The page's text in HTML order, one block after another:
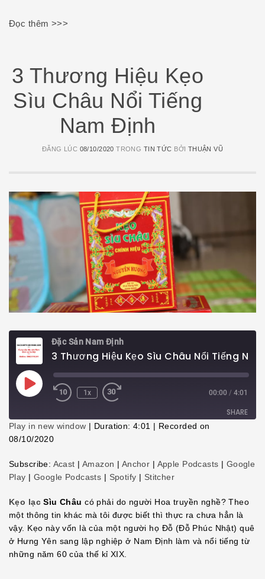
Đọc thêm >>>
3 Thương Hiệu Kẹo
Sìu Châu Nổi Tiếng
Nam Định
ĐĂNG LÚC 08/10/2020 TRONG TIN TỨC BỞI THUẬN VŨ
Đặc Sản Nam Định
Play
Episode
1x 00:00 / 4:01
SHARE
SHARE
LINK
EMBED
Play in new window | Duration: 4:01 | Recorded on
08/10/2020
Subscribe: Acast | Amazon | Anchor | Apple Podcasts | Google
Play | Google Podcasts | Spotify | Stitcher
Kẹo lạcSìu Châu có phải do người Hoa truyền nghề? Theo
một thông tin khác mà tôi được biết thì thực ra chưa hẳn là
vậy. Kẹo này vốn là của một người họ Đỗ (Đỗ Phúc Nhật) quê
ở Hưng Yên sang lập nghiệp ở Nam Định làm và nổi tiếng từ
những năm 60 của thế kỉ XIX.